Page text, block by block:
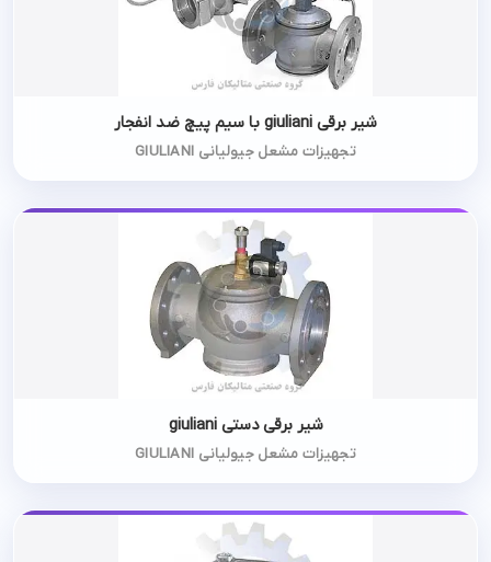
شیر برقی giuliani با سیم پیچ ضد انفجار
تجهیزات مشعل جیولیانی GIULIANI
شیر برقی دستی giuliani
تجهیزات مشعل جیولیانی GIULIANI